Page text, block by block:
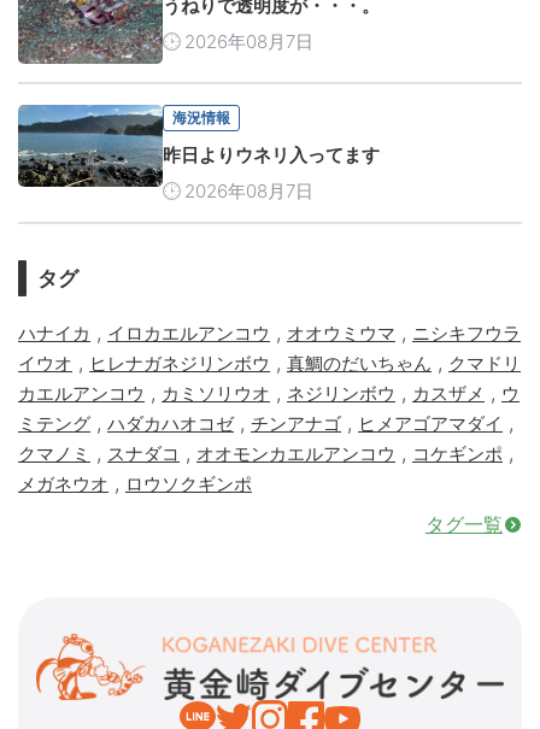
うねりで透明度が・・・。
2026年08月7日
海況情報
昨日よりウネリ入ってます
2026年08月7日
タグ
ハナイカ , イロカエルアンコウ , オオウミウマ , ニシキフウラ
イウオ , ヒレナガネジリンボウ , 真鯛のだいちゃん , クマドリ
カエルアンコウ , カミソリウオ , ネジリンボウ , カスザメ , ウ
ミテング , ハダカハオコゼ, チンアナゴ , ヒメアゴアマダイ ,
クマノミ , スナダコ , オオモンカエルアンコウ , コケギンポ ,
メガネウオ , ロウソクギンポ
タグ一覧